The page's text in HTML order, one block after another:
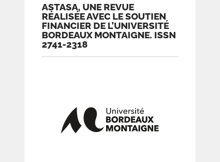
ASTASA, UNE REVUE
RÉALISÉE AVEC LE SOUTIEN
FINANCIER DE L’UNIVERSITÉ
BORDEAUX MONTAIGNE. ISSN
2741-2318